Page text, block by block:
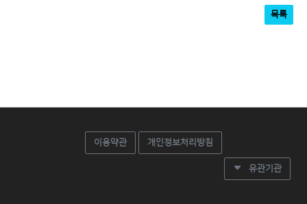
목록
이용약관 개인정보처리방침
유관기관